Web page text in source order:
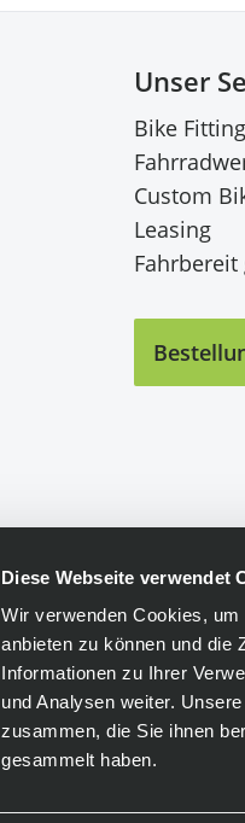
Diese Webseite verwendet
Wir verwenden Cookies,
anbieten zu können und die
Informationen zu Ihrer
und Analysen weiter.
zusammen, die Sie ihnen
gesammelt haben.
Unser
Bike
Custom
Leasing
Leasing